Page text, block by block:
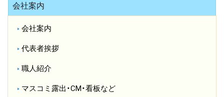
会社案内
会社案内
代表者挨拶
職人紹介
マスコミ露出・CM・看板など